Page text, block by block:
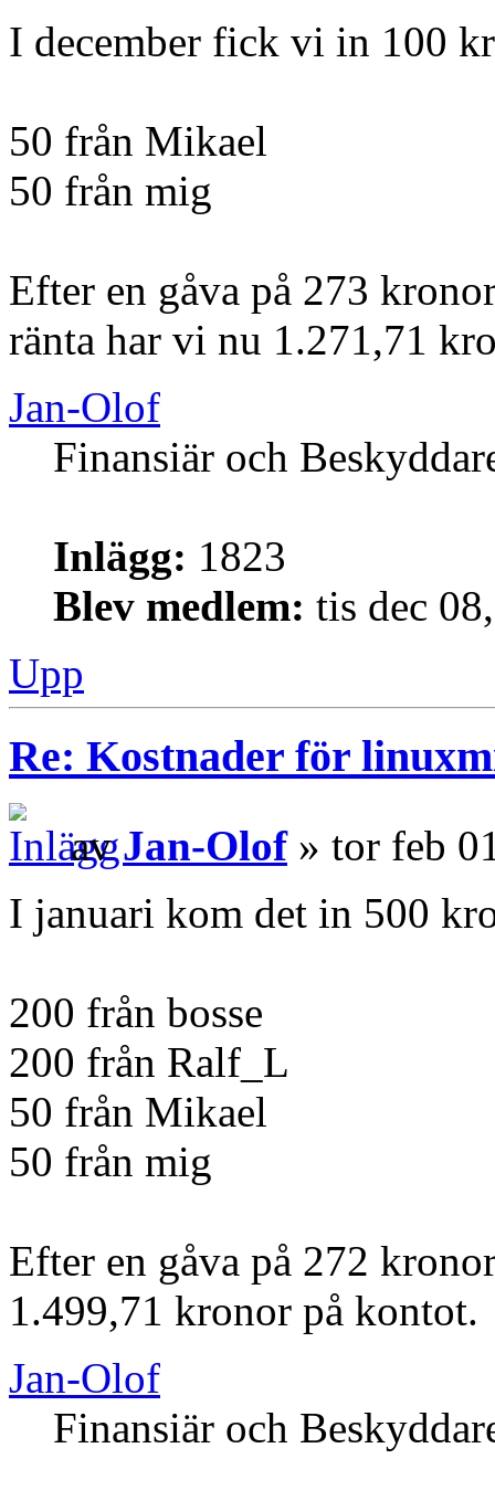
I december fick vi in 100
50 från Mikael
50 från mig
Efter en gåva på 273
ränta har vi nu 1.271,71
Jan-Olof
Finansiär och
Inlägg: 1823
Blev medlem: tis dec
Upp
Re: Kostnader för
avJan-Olof» tor feb
I januari kom det in 500
200 från bosse
200 från Ralf_L
50 från Mikael
50 från mig
Efter en gåva på 272
1.499,71 kronor på kontot.
Jan-Olof
Finansiär och